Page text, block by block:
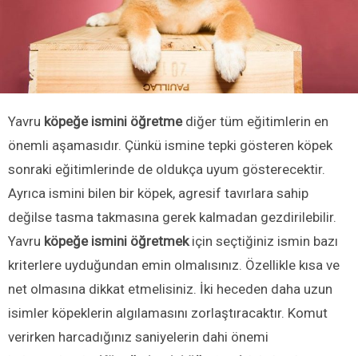
Yavru köpeğe ismini öğretme diğer tüm eğitimlerin en
önemli aşamasıdır. Çünkü ismine tepki gösteren köpek
sonraki eğitimlerinde de oldukça uyum gösterecektir.
Ayrıca ismini bilen bir köpek, agresif tavırlara sahip
değilse tasma takmasına gerek kalmadan gezdirilebilir.
Yavru köpeğe ismini öğretmekiçin seçtiğiniz ismin bazı
kriterlere uyduğundan emin olmalısınız. Özellikle kısa ve
net olmasına dikkat etmelisiniz. İki heceden daha uzun
isimler köpeklerin algılamasını zorlaştıracaktır. Komut
verirken harcadığınız saniyelerin dahi önemi